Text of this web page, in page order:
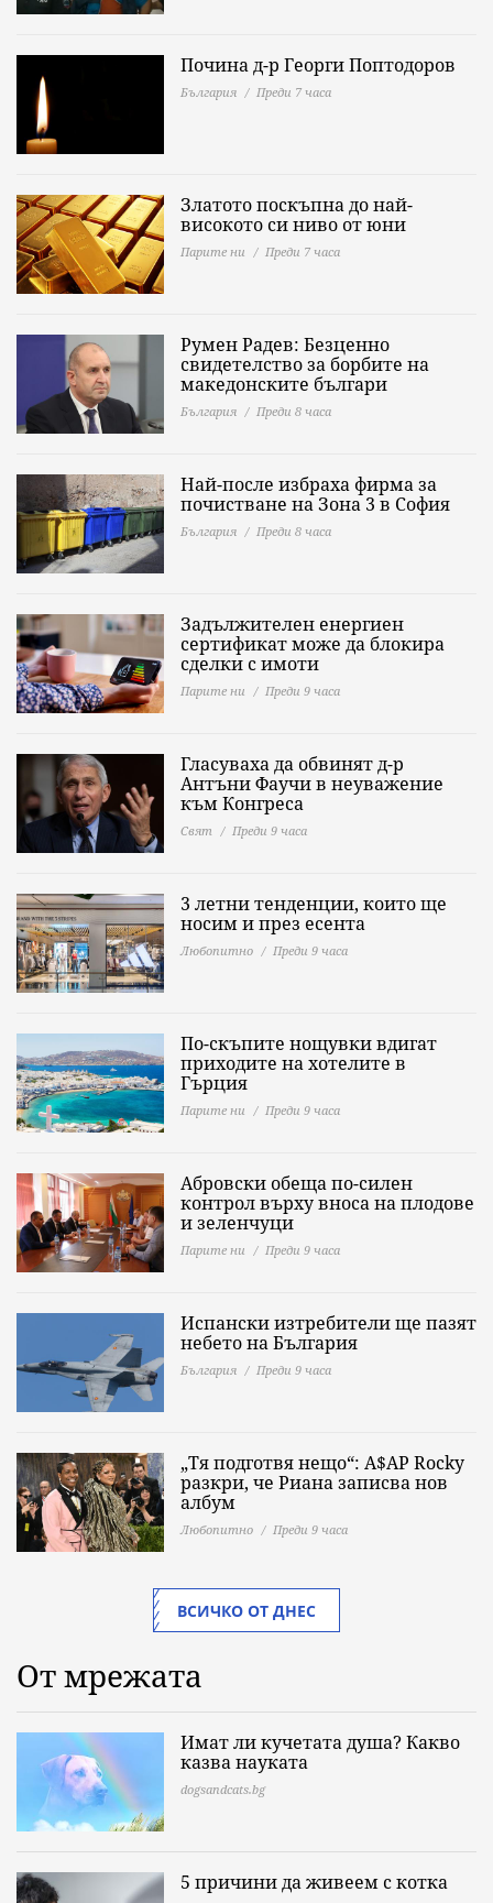
Почина д-р Георги Поптодоров
България Преди 7 часа
Златото поскъпна до най-
високото си ниво от юни
Парите ни Преди 7 часа
Румен Радев: Безценно
свидетелство за борбите на
македонските българи
България Преди 8 часа
Най-после избраха фирма за
почистване на Зона 3 в София
България Преди 8 часа
Задължителен енергиен
сертификат може да блокира
сделки с имоти
Парите ни Преди 9 часа
Гласуваха да обвинят д-р
Антъни Фаучи в неуважение
към Конгреса
Свят Преди 9 часа
3 летни тенденции, които ще
носим и през есента
Любопитно Преди 9 часа
По-скъпите нощувки вдигат
приходите на хотелите в
Гърция
Парите ни Преди 9 часа
Абровски обеща по-силен
контрол върху вноса на плодове
и зеленчуци
Парите ни Преди 9 часа
Испански изтребители ще пазят
небето на България
България Преди 9 часа
„Тя подготвя нещо“: A$AP Rocky
разкри, че Риана записва нов
албум
Любопитно Преди 9 часа
ВСИЧКО ОТ ДНЕС
От мрежата
Имат ли кучетата душа? Какво
казва науката
dogsandcats.bg
5 причини да живеем с котка